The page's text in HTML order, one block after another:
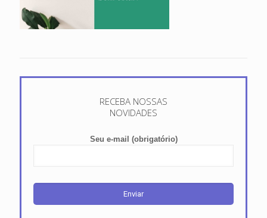
RECEBA NOSSAS
NOVIDADES
Seu e-mail (obrigatório)